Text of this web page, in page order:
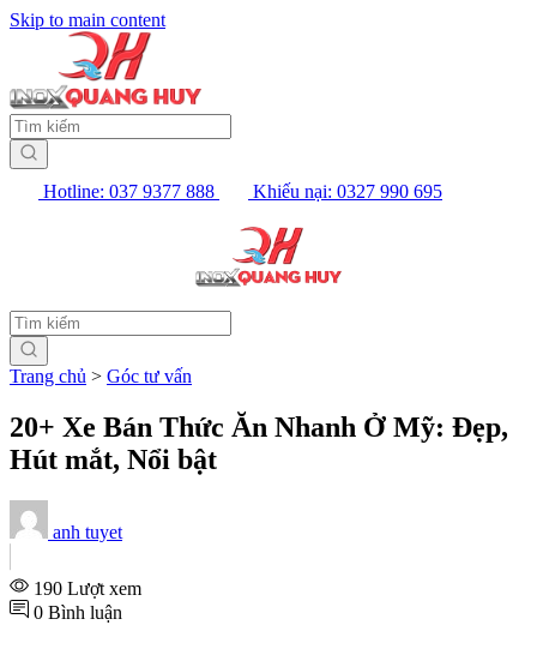
Skip to main content
Hotline: 037 9377 888 Khiếu nại: 0327 990 695
Trang chủ > Góc tư vấn
20+ Xe Bán Thức Ăn Nhanh Ở Mỹ: Đẹp,
Hút mắt, Nổi bật
anh tuyet
190 Lượt xem
0 Bình luận